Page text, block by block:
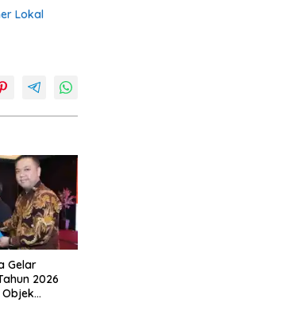
Lokal
Gelar
2026